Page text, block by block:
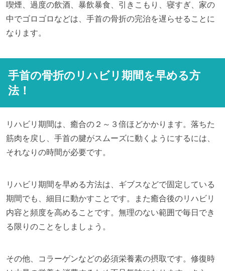
喫煙、過度の飲酒、暴飲暴食、引きこもり、寝すぎ、家の
中でゴロゴロなどは、手首の骨折の完治を遅らせることに
なります。
手首の骨折のリハビリ期間を早める方
法！
リハビリ期間は、癒合の２～３倍ほどかかります。落ちた
筋肉を戻し、手首の腱がスムーズに動くようにするには、
それなりの時間が必要です。
リハビリ期間を早める方法は、ギブスなどで固定している
期間でも、細目に動かすことです。また癒合後のリハビリ
内容と頻度を高めることです。無理のない範囲で毎日でき
る限りのことをしましょう。
その他、コラーゲンなどの必須栄養素の摂取です。修復時